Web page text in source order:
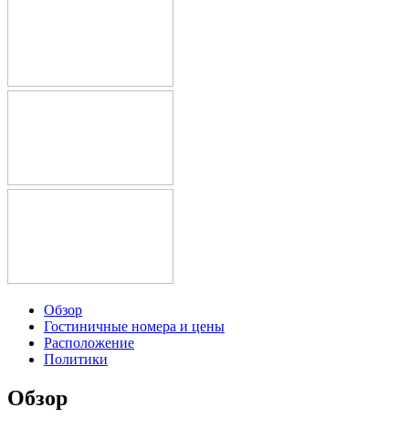
Обзор
Гостиничные номера и цены
Расположение
Политики
Обзор